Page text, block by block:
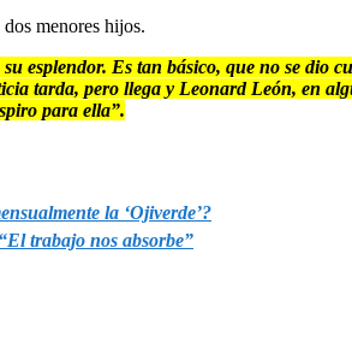
menores hijos.
esplendor. Es tan básico, que no se dio
tarda, pero llega y Leonard León, en
para ella”.
la ‘Ojiverde’?
trabajo nos absorbe”